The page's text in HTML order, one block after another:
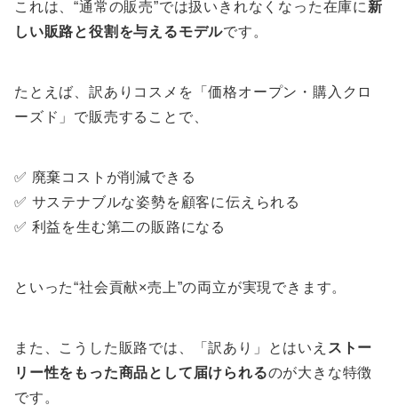
これは、“通常の販売”では扱いきれなくなった在庫に 新
しい販路と役割を与えるモデルです。
たとえば、訳ありコスメを「価格オープン・購入クロ
ーズド」で販売することで、
✅ 廃棄コストが削減できる
✅ サステナブルな姿勢を顧客に伝えられる
✅ 利益を生む第二の販路になる
といった“社会貢献×売上”の両立が実現できます。
また、こうした販路では、「訳あり」とはいえ ストー
リー性をもった商品として届けられるのが大きな特徴
です。